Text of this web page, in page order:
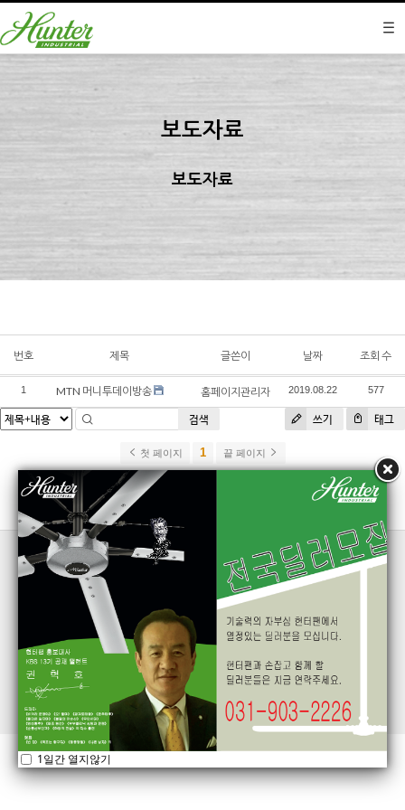
보도자료
보도자료
번호 제목 글쓴이 날짜 조회 수
1 MTN 머니투데이방송 홈페이지관리자 2019.08.22 577
쓰기 태그
검색
첫 페이지 1 끝 페이지
(주)드림CSC
ADDRESS:
경기도 고양시 일산동구 일산로 142 유니테크빌 1008호
EMAIL:dreamcsc1@gmail.com
TEL: 031-903-2226
1일간 열지않기